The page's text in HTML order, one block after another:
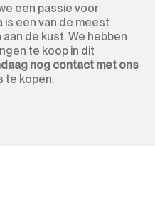
een passie voor
is een van de meest
de kust. We hebben
te koop in dit
nog contact met ons
te kopen.